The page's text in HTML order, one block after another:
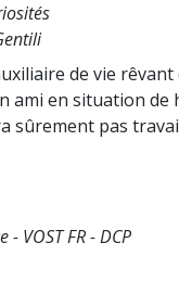
de vie
ami en situation
sûrement pas
VOST FR - DCP